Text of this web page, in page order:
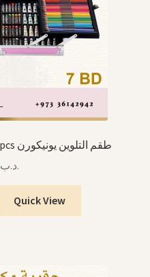
Coloring Set Unicorn 145pcs طقم التلوين يونيكورن
.د.ب
Quick View